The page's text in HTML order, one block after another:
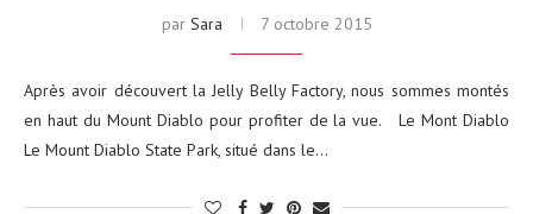
par Sara 7 octobre 2015
Après avoir découvert la Jelly Belly Factory, nous sommes montés
en haut du Mount Diablo pour profiter de la vue. Le Mont Diablo
Le Mount Diablo State Park, situé dans le…